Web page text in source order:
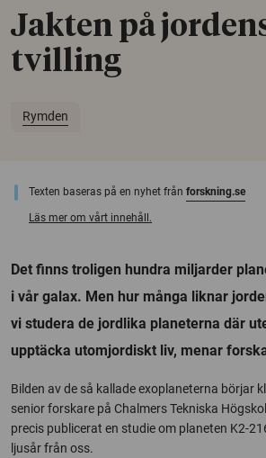
Jakten på
tvilling
Rymden
Texten baseras på en nyhet från forskning.se
Läs mer om vårt innehåll.
Det finns troligen hundra miljarder
i vår galax. Men hur många liknar
vi studera de jordlika planeterna där
upptäcka utomjordiskt liv, menar
Bilden av de så kallade exoplaneterna börjar
senior forskare på Chalmers Tekniska
precis publicerat en studie om planeten K2-
ljusår från oss.